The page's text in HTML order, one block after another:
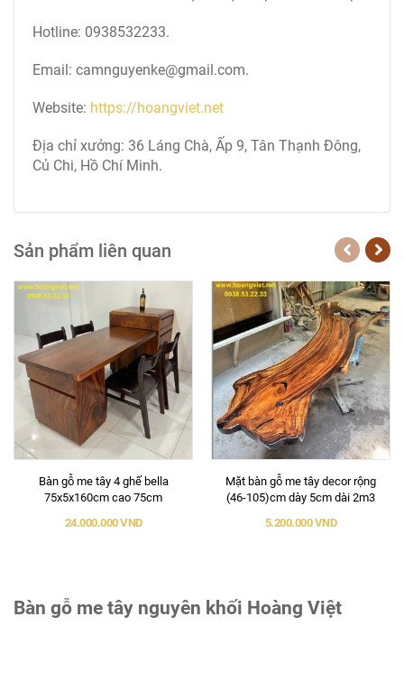
Hotline: 0938532233.
Email: camnguyenke@gmail.com.
Website: https://hoangviet.net
Địa chỉ xưởng: 36 Láng Chà, Ấp 9, Tân Thạnh Đông,
Củ Chi, Hồ Chí Minh.
Sản phẩm liên quan
Bàn gỗ me tây 4 ghế bella
75x5x160cm cao 75cm
24.000.000 VND
Mặt bàn gỗ me tây decor rộng
(46-105)cm dày 5cm dài 2m3
5.200.000 VND
Bàn gỗ me tây nguyên khối Hoàng Việt